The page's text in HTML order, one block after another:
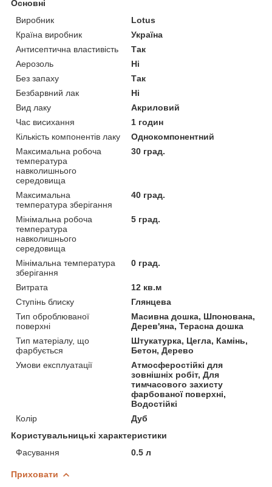
Основні
Виробник
Lotus
Країна виробник
Україна
Антисептична властивість
Так
Аерозоль
Ні
Без запаху
Так
Безбарвний лак
Ні
Вид лаку
Акриловий
Час висихання
1 годин
Кількість компонентів лаку
Однокомпонентний
Максимальна робоча
температура
навколишнього
середовища
30 град.
Максимальна
температура зберігання
40 град.
Мінімальна робоча
температура
навколишнього
середовища
5 град.
Мінімальна температура
зберігання
0 град.
Витрата
12 кв.м
Ступінь блиску
Глянцева
Тип оброблюваної
поверхні
Масивна дошка, Шпонована,
Дерев'яна, Терасна дошка
Тип матеріалу, що
фарбується
Штукатурка, Цегла, Камінь,
Бетон, Дерево
Умови експлуатації
Атмосферостійкі для
зовнішніх робіт, Для
тимчасового захисту
фарбованої поверхні,
Водостійкі
Колір
Дуб
Користувальницькі характеристики
Фасування
0.5 л
Приховати